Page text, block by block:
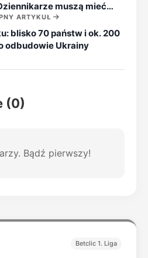
muszą mieć
ARTYKUŁ
blisko 70 państw i ok. 200
odbudowie Ukrainy
(0)
Bądź pierwszy!
Betclic 1. Liga